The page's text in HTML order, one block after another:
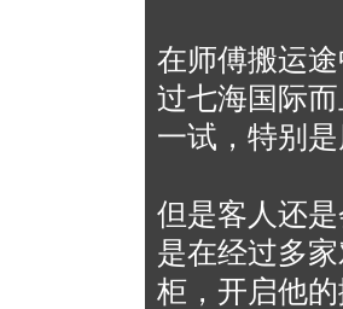
在师傅搬运
过七海国际
一试，特别
但是客人还
是在经过多
柜，开启他的